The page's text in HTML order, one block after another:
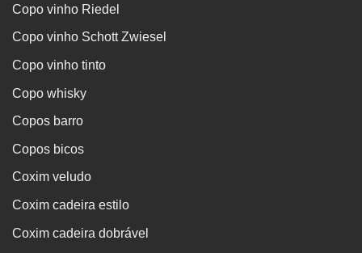
Copo vinho Riedel
Copo vinho Schott Zwiesel
Copo vinho tinto
Copo whisky
Copos barro
Copos bicos
Coxim veludo
Coxim cadeira estilo
Coxim cadeira dobrável